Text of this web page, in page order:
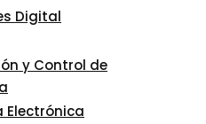
Digital
y Control de
Electrónica